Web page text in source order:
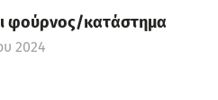
φούρνος/κατάστημα
2024